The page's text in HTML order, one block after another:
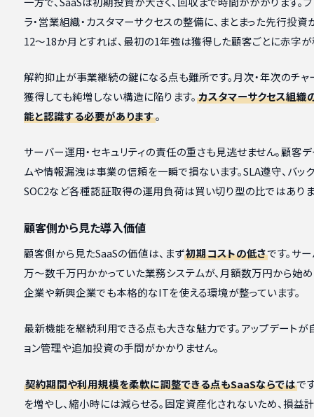
ラ・営業組織・カスタマーサクセスの整備に、まとまった先行投
12〜18か月とすれば、最初の1年強は獲得した顧客ごとに赤字が
解約抑止が事業継続の鍵になる点も難所です。月次・年次のチャ
獲得しても純増しない構造に陥ります。 カスタマーサクセス組織
能と認識する必要があります。
サーバー運用・セキュリティの責任の重さも見逃せません。顧客
ムや情報漏洩は事業の信頼を一瞬で損ないます。SLA遵守、バッ
SOC2など各種認証取得の運用負荷は買い切り型の比ではありま
顧客側から見た導入価値
顧客側から見たSaaSの価値は、まず初期コストの低さです。サ
万〜数千万円かかっていた業務システムが、月額数万円から始め
企業や新興企業でも本格的なITを使える環境が整っています。
最新機能を継続利用できる点も大きな魅力です。アップデートが
ョン管理や追加投資の手間がかかりません。
契約期間や利用規模を柔軟に調整できる点もSaaSならではで
を増やし、縮小時には減らせる。固定資産化されないため、損益